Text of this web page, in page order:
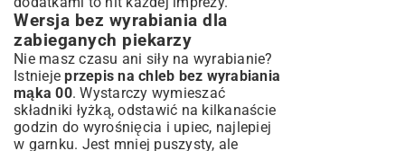
Wersja bez wyrabiania dla
zabieganych piekarzy
Nie masz czasu ani siły na wyrabianie?
Istniejeprzepis na chleb bez wyrabiania
mąka 00. Wystarczy wymieszać
składniki łyżką, odstawić na kilkanaście
godzin do wyrośnięcia i upiec, najlepiej
w garnku. Jest mniej puszysty, ale